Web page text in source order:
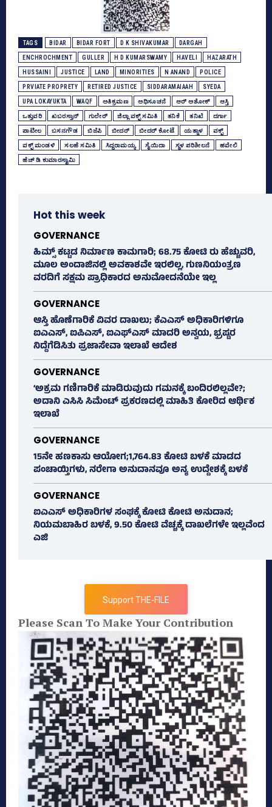
TAGS BIDAR BIDAR FORT D K SHIVAKUMAR DARGAH
ENCHROCHMENT GULLER H D KUMARSWAMY HAVELI HAZARATH
HUSSAINI JUSTICE LAND MINORITIES N ANAND POLICE
PRVIATE PROPRETY RETIRED JUSTICE SIDDARAMAIAAH SYEDA
UPA LOKAYUKTA WAQF ಅತಿಕ್ರಮಣ ಅಧಿಸೂಚನೆ ಆರ್‌ ಅಶೋಕ್‌ ಆಸ್ತಿ
ಒತ್ತುವರಿ ಖಬರಸ್ತಾನ್‌ ಗುಲೇರ್ ಜಿಲ್ಲಾ ವಕ್ಫ್‌ ಸಮಿತಿ ತನಿಕೆ ತನಿಖೆ ದರ್ಗಾ
ಪಾಟೀಲ ಬಸನಗೌಡ ಬಿಜೆಪಿ ಬೀದರ್‌ ಬೀದರ್‍‌ ಕೋಟೆ ಯತ್ನಾಳ ವಕ್ಫ್‌
ವಕ್ಫ್‌ ಮಂಡಳಿ ಸಲಹೆ ಸಮಿತಿ ಸಿದ್ದರಾಮಯ್ಯ ಸೈಯಿದಾ ಸ್ಥಳ ಪರಿಶೀಲನೆ ಹವೇಲಿ
ಹೆಚ್‌ ಡಿ ಕುಮಾರಸ್ವಾಮಿ
Hot this week
GOVERNANCE
ಹಿಮ್ಸ್‌ ಕಟ್ಟಡ ನಿರ್ಮಾಣ ಕಾಮಗಾರಿ; 68.75 ಕೋಟಿ ರು ಹೆಚ್ಚುವರಿ,
ಮೂಲ ಅಂದಾಜಿನಲ್ಲಿ ಅವಕಾಶವೇ ಇರಲಿಲ್ಲ, ಗುಣನಿಯಂತ್ರಣ
ವರದಿಗೆ ಸಕ್ಷಮ ಪ್ರಾಧಿಕಾರದ ಅನುಮೋದನೆಯೇ ಇಲ್ಲ
GOVERNANCE
ಆಸ್ತಿ ಹೊಣೆಗಾರಿಕೆ ವಿವರ ದಾಖಲು; ಕೆಎಎಸ್ ಅಧಿಕಾರಿಗಳಿಗೂ
ಐಎಎಸ್‌, ಐಪಿಎಸ್‌, ಐಎಫ್‌ಎಸ್‌ ಮಾದರಿ ಅನ್ವಯ, ಭ್ರಷ್ಟರ
ನಿದ್ದೆಗೆಡಿಸಿತು ಪ್ರಜಾಸೇವಾ ಇಲಾಖೆ ಆದೇಶ
GOVERNANCE
‘ಅಕ್ರಮ ಗಣಿಗಾರಿಕೆ ಮಾಡಿರುವುದು ಗಮನಕ್ಕೆ ಬಂದಿರಲಿಲ್ಲವೇ?;
ಅದಾನಿ ಎಸಿಸಿ ಸಿಮೆಂಟ್ ಪ್ರಕರಣದಲ್ಲಿ ಮಾಹಿತಿ ಕೋರಿದ ಆರ್ಥಿಕ
ಇಲಾಖೆ
GOVERNANCE
15ನೇ ಹಣಕಾಸು ಆಯೋಗ;1,764.83 ಕೋಟಿ ಬಳಕೆ ಮಾಡದ
ಪಂಚಾಯ್ತಿಗಳು, ನರೇಗಾ ಅನುದಾನವೂ ಅನ್ಯ ಉದ್ದೇಶಕ್ಕೆ ಬಳಕೆ
GOVERNANCE
ಐಎಎಸ್‌ ಅಧಿಕಾರಿಗಳ ಸಂಘಕ್ಕೆ ಕೋಟಿ ಕೋಟಿ ಅನುದಾನ;
ನಿಯಮಬಾಹಿರ ಬಳಕೆ, 9.50 ಕೋಟಿ ವೆಚ್ಚಕ್ಕೆ ದಾಖಲೆಗಳೇ ಇಲ್ಲವೆಂದ
ಎಜಿ
Support THE-FILE
Please Scan To Make Your Contribution